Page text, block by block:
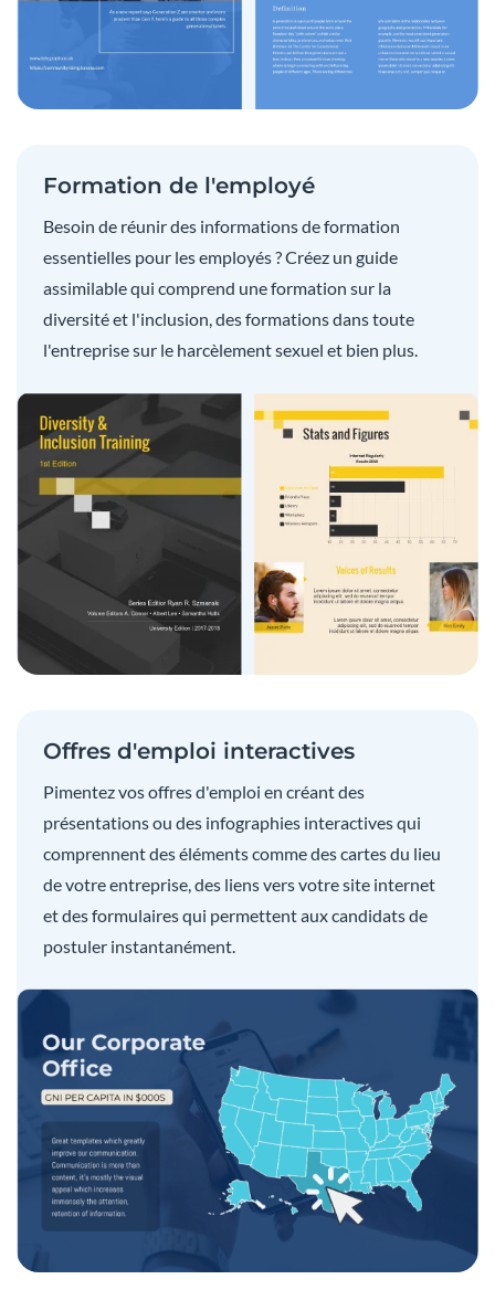
Formation de l'employé
Besoin de réunir des informations de formation
essentielles pour les employés ? Créez un guide
assimilable qui comprend une formation sur la
diversité et l'inclusion, des formations dans toute
l'entreprise sur le harcèlement sexuel et bien plus.
Offres d'emploi interactives
Pimentez vos offres d'emploi en créant des
présentations ou des infographies interactives qui
comprennent des éléments comme des cartes du lieu
de votre entreprise, des liens vers votre site internet
et des formulaires qui permettent aux candidats de
postuler instantanément.